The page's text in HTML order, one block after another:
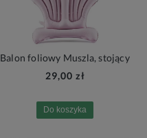
Balon foliowy Muszla, stojący
29,00 zł
Do koszyka